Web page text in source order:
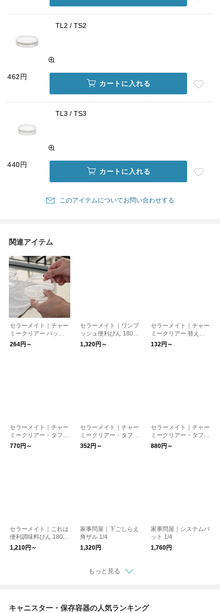
TL2 / TS2
462円
カートに入れる
TL3 / TS3
440円
カートに入れる
このアイテムについてお問い合わせする
関連アイテム
セラーメイト｜チャー
ミークリアー パッキ
ン付きキャップ
264円～
セラーメイト｜ワンプ
ッシュ便利びん 180/3
00/500ml
1,320円～
セラーメイト｜チャー
ミークリアー 替えパ
ッキン
132円～
セラーメイト｜チャー
ミークリアー・タフ+
TS1/TS2/TS3
770円～
セラーメイト｜チャー
ミークリアー・タフ
+用パッキン TL1/TL2/
TL3/TS1/TS2/TS3対応
352円～
セラーメイト｜チャー
ミークリアー・タフ+
TL1/TL2/TL3
880円～
セラーメイト｜これは
便利調味料びん 180/3
00/500ml
1,210円～
家事問屋｜下ごしらえ
角ザル 1/4
1,320円
家事問屋｜システムバ
ット 1/4
1,760円
もっと見る
キャニスター・保存容器の人気ランキング